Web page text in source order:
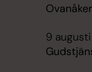
9 augusti